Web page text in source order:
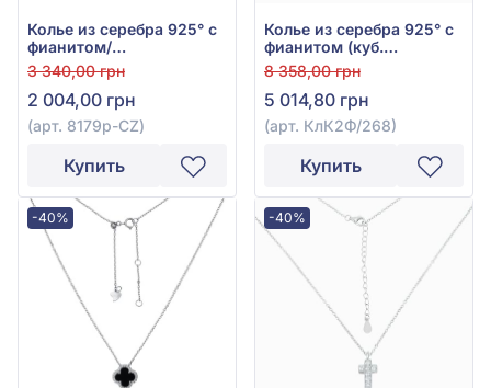
Колье из серебра 925° с
фианитом/
куб.цирконием, арт.
8179р-CZ
3 340,00 грн
2 004,00 грн
(арт. 8179р-CZ)
Купить
Колье из серебра 925° с
фианитом (куб.
цирконий), арт.
КлК2Ф/268
8 358,00 грн
5 014,80 грн
(арт. КлК2Ф/268)
Купить
-40% -40%